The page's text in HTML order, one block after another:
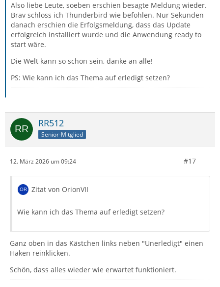
Also liebe Leute, soeben erschien besagte Meldung wieder.
Brav schloss ich Thunderbird wie befohlen. Nur Sekunden
danach erschien die Erfolgsmeldung, dass das Update
erfolgreich installiert wurde und die Anwendung ready to
start wäre.
Die Welt kann so schön sein, danke an alle!
PS: Wie kann ich das Thema auf erledigt setzen?
RR512
Senior-Mitglied
12. März 2026 um 09:24 #17
Zitat von OrionVII
Wie kann ich das Thema auf erledigt setzen?
Ganz oben in das Kästchen links neben "Unerledigt" einen
Haken reinklicken.
Schön, dass alles wieder wie erwartet funktioniert.